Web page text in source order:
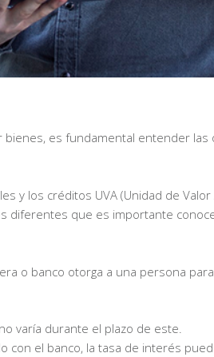
es fundamental entender
y los créditos UVA (Unidad de
diferentes que es importante
o banco otorga a una persona
varía durante el plazo de este.
con el banco, la tasa de interés